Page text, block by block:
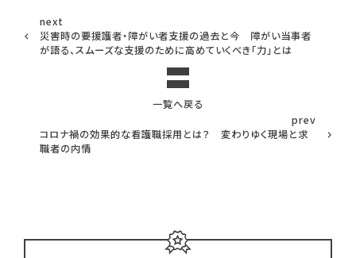
next
災害時の要援護者・障がい者支援の過去と今 障がい当事者
が語る、スムーズな支援のために高めていくべき「力」とは
一覧へ戻る
prev
コロナ禍の効果的な看護職採用とは？ 変わりゆく現場と求
職者の内情